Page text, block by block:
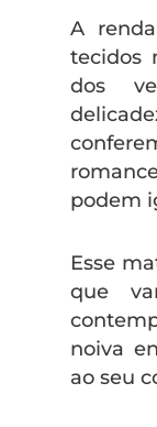
A
tecidos
dos
podem
Esse
que
noiva
ao seu